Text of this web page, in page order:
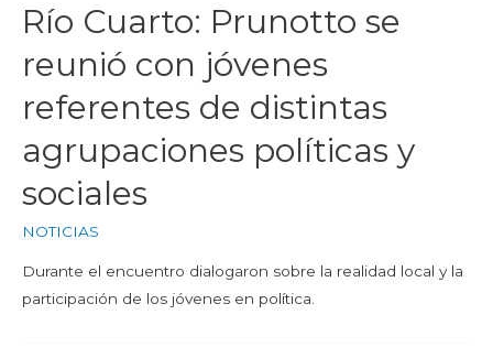
Río Cuarto: Prunotto se
reunió con jóvenes
referentes de distintas
agrupaciones políticas y
sociales
NOTICIAS
Durante el encuentro dialogaron sobre la realidad local y la
participación de los jóvenes en política.